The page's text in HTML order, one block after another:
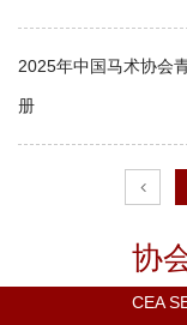
协
CEA
2025年中国马术协会
册